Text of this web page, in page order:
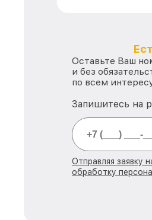
Оставьте Ваш
и без
по всем
Запишитесь на
Отправляя заявку
обработку